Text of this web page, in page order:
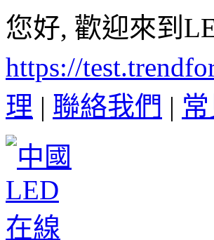
您好, 歡迎來到
https://
理 | 聯絡我們 |